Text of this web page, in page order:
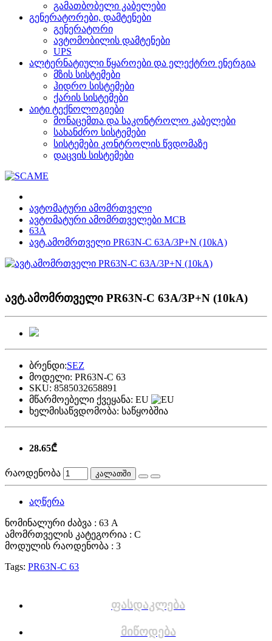
გამათბობელი კაბელები
გენერატორები, დამტენები
გენერატორი
ავტომობილის დამტენები
UPS
ალტერნატიული წყაროები და ელექტრო ენერგია
მზის სისტემები
ჰიდრო სისტემები
ქარის სისტემები
აიტი ტექნოლოგიები
მონაცემთა და საკონტროლო კაბელები
სახანძრო სისტემები
სისტემები კონტროლის წვდომაზე
დაცვის სისტემები
ავტომატური ამომრთველი
ავტომატური ამომრთველები MCB
63A
ავტ.ამომრთველი PR63N-C 63A/3P+N (10kA)
ავტ.ამომრთველი PR63N-C 63A/3P+N (10kA)
ბრენდი:SEZ
მოდელი: PR63N-C 63
SKU: 8585032658891
მწარმოებელი ქვეყანა: EU
ხელმისაწვდომობა: საწყობშია
28.65₾
რაოდენობა კალათში
აღწერა
ნომინალური ძაბვა : 63 A
ამომრთველის კატეგორია : C
მოდულის რაოდენობა : 3
Tags: PR63N-C 63
ფასდაკლება
მიწოდება